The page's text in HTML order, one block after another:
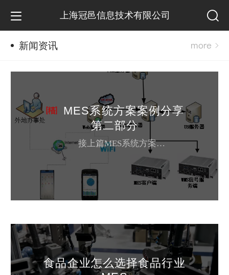
上海冠邑信息技术有限公司
新闻资讯
MES系统方案案例分享
第二部分
接上篇MES系统方案案例分享**部分 第二部分：MES系统整体规划 2.1. 工厂信息系统架构 拓扑 1)、 MES作为本项目的核心数据库服务器需要与U9、PLM服务器、web服务器数据交互，为移动终端后台服务器提供数据支撑。...
食品企业怎么选择食品行业